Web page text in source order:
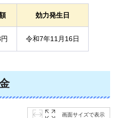
効力発生日
令和7年11月16日
画面サイズで表示